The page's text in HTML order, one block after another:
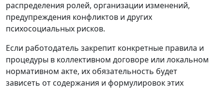
распределения ролей, организации изменений,
предупреждения конфликтов и других
психосоциальных рисков.
Если работодатель закрепит конкретные правила и
процедуры в коллективном договоре или локальном
нормативном акте, их обязательность будет
зависеть от содержания и формулировок этих